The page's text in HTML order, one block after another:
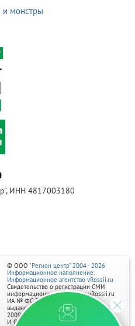
монстры
ИНН 4817003180
© ООО "Регион центр" 2004 - 2026
Информационное наполнение:
Информационное агентство vRossii.ru
Свидетельство о регистрации СМИ
информационного агентства vRossii.ru
ИА № ФС 77‑35502
выдано РОСКОМНАДЗОРом 04 марта
2009г.
И. О. Главного редактора Нарыков А. Н.